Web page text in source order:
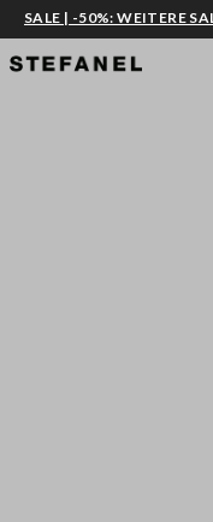
ZUM HAUPTINHALT
SALE | -50%: WEITERE